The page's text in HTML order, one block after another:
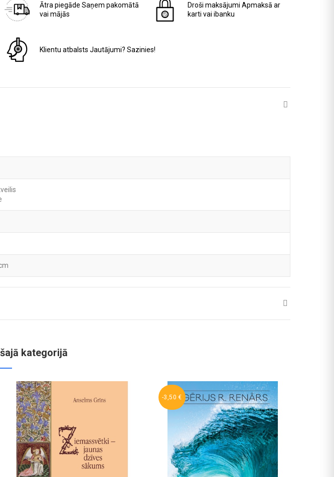
Ātra piegāde Saņem pakomātā
vai mājās
Droši maksājumi Apmaksā ar
karti vai ibanku
Klientu atbalsts Jautājumi? Sazinies!
kategorijā
-3,50 €